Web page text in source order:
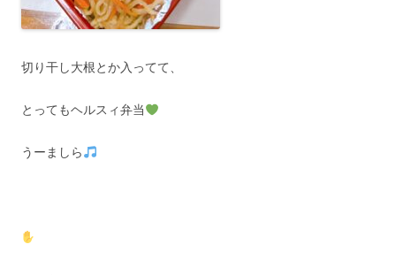
切り干し大根とか入ってて、
とってもヘルスィ弁当
うーましら